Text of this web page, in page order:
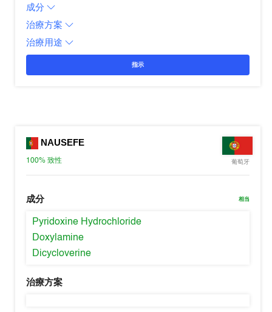
成分
治療方案
治療用途
指示
NAUSEFE
100%致性 葡萄牙
成分 相当
Pyridoxine Hydrochloride
Doxylamine
Dicycloverine
治療方案